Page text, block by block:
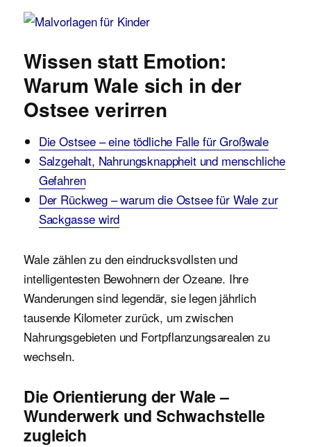
Malvorlagen für Kinder
Wissen statt Emotion:
Warum Wale sich in der
Ostsee verirren
Die Ostsee – eine tödliche Falle für Großwale
Salzgehalt, Nahrungsknappheit und menschliche
Gefahren
Der Rückweg – warum die Ostsee für Wale zur
Sackgasse wird
Wale zählen zu den eindrucksvollsten und
intelligentesten Bewohnern der Ozeane. Ihre
Wanderungen sind legendär, sie legen jährlich
tausende Kilometer zurück, um zwischen
Nahrungsgebieten und Fortpflanzungsarealen zu
wechseln.
Die Orientierung der Wale –
Wunderwerk und Schwachstelle
zugleich